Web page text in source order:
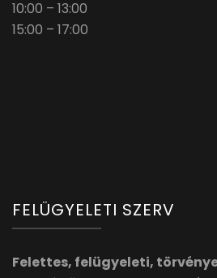
10:00 – 13:00
15:00 – 17:00
FELÜGYELETI SZERV
Felettes, felügyeleti,